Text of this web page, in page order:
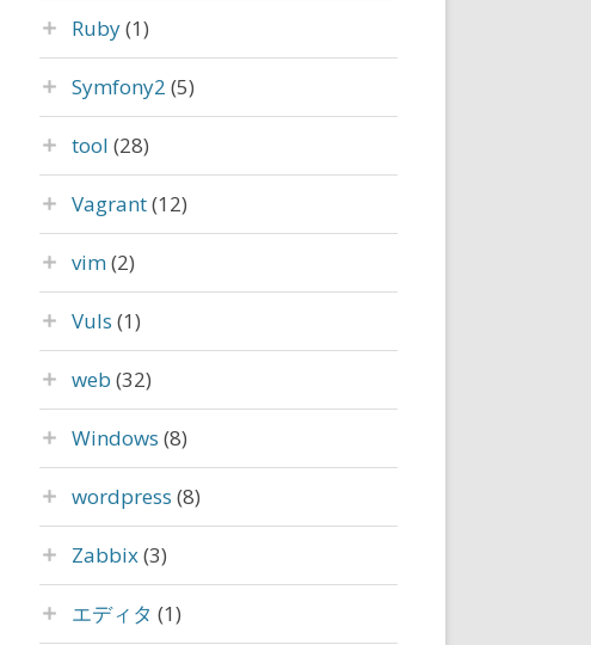
Ruby(1)
Symfony2 (5)
tool (28)
Vagrant(12)
vim(2)
Vuls (1)
web (32)
Windows (8)
wordpress (8)
Zabbix(3)
エディタ (1)